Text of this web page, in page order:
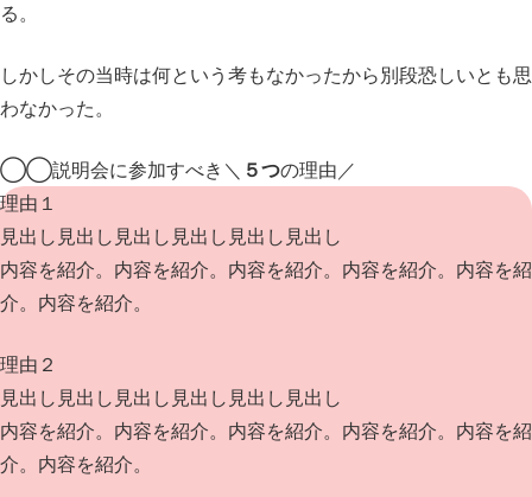
る。
しかしその当時は何という考もなかったから 別段恐しいとも思
わなかった。
◯◯説明会に参加すべき ＼ ５つの理由／
理由１
見出し見出し見出し見出し見出し見出し
内容を紹介。内容を紹介。内容を紹介。内容を紹介。内容を紹
介。内容を紹介。
理由２
見出し見出し見出し見出し見出し見出し
内容を紹介。内容を紹介。内容を紹介。内容を紹介。内容を紹
介。内容を紹介。